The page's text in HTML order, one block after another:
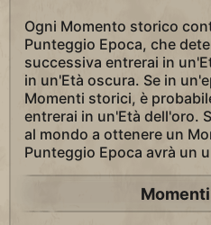
Ogni Momento storico
Punteggio Epoca, che
successiva entrerai in
in un'Età oscura. Se in
Momenti storici, è
entrerai in un'Età dell'oro.
al mondo a ottenere un
Punteggio Epoca avrà un